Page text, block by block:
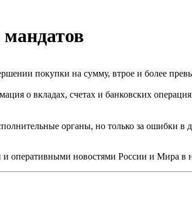
мандатов
покупки на сумму, втрое и более
о вкладах, счетах и банковских
органы, но только за ошибки в
и оперативными новостями России и Мира в